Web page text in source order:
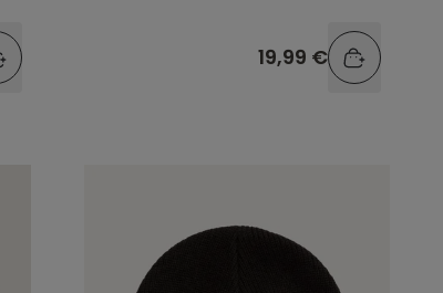
19,99 €